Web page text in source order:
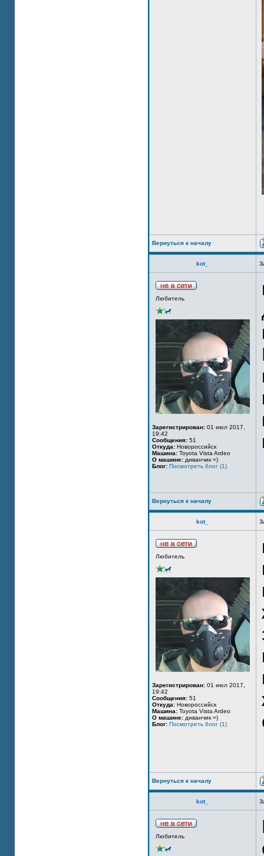
Вернуться к началу
kot_
Любитель
Зарегистрирован: 01 июл 2017,
19:42
Сообщения: 51
Откуда: Новороссийск
Машина: Toyota Vista Ardeo
О машине: диванчик =)
Блог: Посмотреть блог (1)
Вернуться к началу
kot_
Любитель
Зарегистрирован: 01 июл 2017,
19:42
Сообщения: 51
Откуда: Новороссийск
Машина: Toyota Vista Ardeo
О машине: диванчик =)
Блог: Посмотреть блог (1)
Вернуться к началу
kot_
Любитель